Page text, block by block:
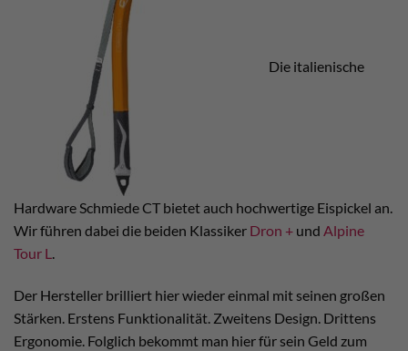
Die italienische
Hardware Schmiede CT bietet auch hochwertige Eispickel an.
Wir führen dabei die beiden Klassiker Dron + und Alpine
Tour L.
Der Hersteller brilliert hier wieder einmal mit seinen großen
Stärken. Erstens Funktionalität. Zweitens Design. Drittens
Ergonomie. Folglich bekommt man hier für sein Geld zum